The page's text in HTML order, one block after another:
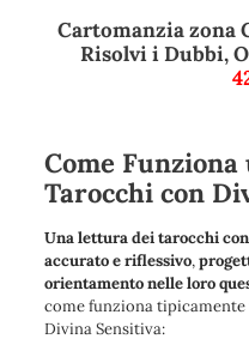
Cartomanzia zona
Risolvi i Dubbi,
Come
Tarocchi con
Una lettura dei tarocchi
accurato e riflessivo,
orientamento nelle loro
come funziona
Divina Sensitiva: